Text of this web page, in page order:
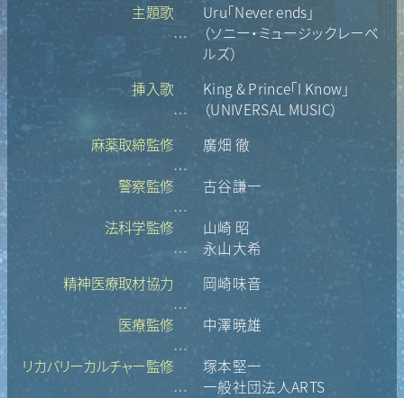
主題歌
…
Uru「Never ends」
（ソニー・ミュージックレーベ
ルズ）
挿入歌
…
King & Prince「I Know」
（UNIVERSAL MUSIC）
麻薬取締監修
…
廣畑 徹
警察監修
…
古谷謙一
法科学監修
…
山崎 昭
永山大希
精神医療取材協力
…
岡崎味音
医療監修
…
中澤暁雄
リカバリーカルチャー監修
…
塚本堅一
一般社団法人ARTS